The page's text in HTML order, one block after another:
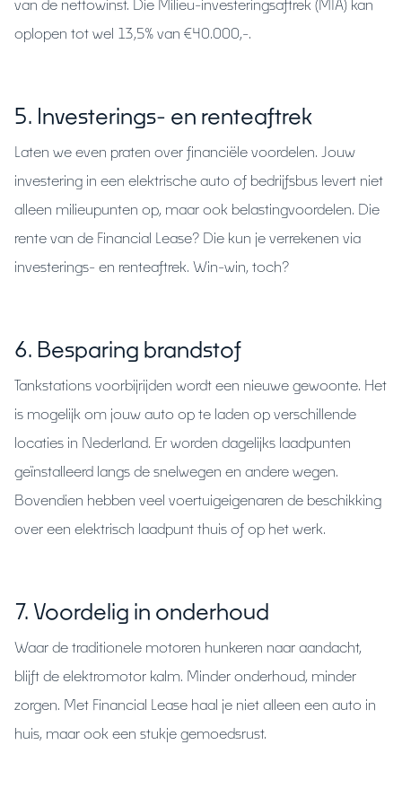
van de nettowinst. Die Milieu-investeringsaftrek (MIA) kan
oplopen tot wel 13,5% van €40.000,-.
5. Investerings- en renteaftrek
Laten we even praten over financiële voordelen. Jouw
investering in een elektrische auto of bedrijfsbus levert niet
alleen milieupunten op, maar ook belastingvoordelen. Die
rente van de Financial Lease? Die kun je verrekenen via
investerings- en renteaftrek. Win-win, toch?
6. Besparing brandstof
Tankstations voorbijrijden wordt een nieuwe gewoonte. Het
is mogelijk om jouw auto op te laden op verschillende
locaties in Nederland. Er worden dagelijks laadpunten
geïnstalleerd langs de snelwegen en andere wegen.
Bovendien hebben veel voertuigeigenaren de beschikking
over een elektrisch laadpunt thuis of op het werk.
7. Voordelig in onderhoud
Waar de traditionele motoren hunkeren naar aandacht,
blijft de elektromotor kalm. Minder onderhoud, minder
zorgen. Met Financial Lease haal je niet alleen een auto in
huis, maar ook een stukje gemoedsrust.